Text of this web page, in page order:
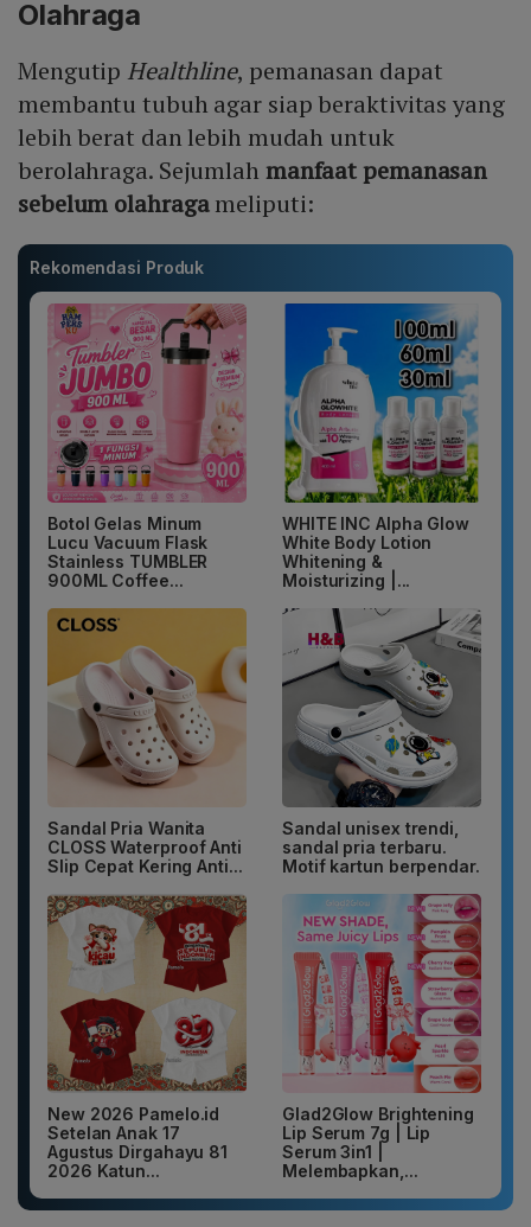
Olahraga
Mengutip Healthline, pemanasan dapat
membantu tubuh agar siap beraktivitas yang
lebih berat dan lebih mudah untuk
berolahraga. Sejumlah manfaat pemanasan
sebelum olahragameliputi:
Rekomendasi Produk
Botol Gelas Minum
Lucu Vacuum Flask
Stainless TUMBLER
900ML Coffee...
WHITE INC Alpha Glow
White Body Lotion
Whitening &
Moisturizing |...
Sandal Pria Wanita
CLOSS Waterproof Anti
Slip Cepat Kering Anti...
Sandal unisex trendi,
sandal pria terbaru.
Motif kartun berpendar.
New 2026 Pamelo.id
Setelan Anak 17
Agustus Dirgahayu 81
2026 Katun...
Glad2Glow Brightening
Lip Serum 7g | Lip
Serum 3in1 |
Melembapkan,...